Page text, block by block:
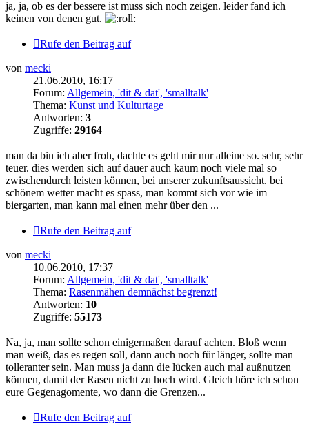
ja, ja, ob es der bessere ist muss sich noch zeigen. leider fand ich
keinen von denen gut.
Rufe den Beitrag auf
von mecki
21.06.2010, 16:17
Forum: Allgemein, 'dit & dat', 'smalltalk'
Thema: Kunst und Kulturtage
Antworten: 3
Zugriffe: 29164
man da bin ich aber froh, dachte es geht mir nur alleine so. sehr, sehr
teuer. dies werden sich auf dauer auch kaum noch viele mal so
zwischendurch leisten können, bei unserer zukunftsaussicht. bei
schönem wetter macht es spass, man kommt sich vor wie im
biergarten, man kann mal einen mehr über den ...
Rufe den Beitrag auf
von mecki
10.06.2010, 17:37
Forum: Allgemein, 'dit & dat', 'smalltalk'
Thema: Rasenmähen demnächst begrenzt!
Antworten: 10
Zugriffe: 55173
Na, ja, man sollte schon einigermaßen darauf achten. Bloß wenn
man weiß, das es regen soll, dann auch noch für länger, sollte man
tolleranter sein. Man muss ja dann die lücken auch mal außnutzen
können, damit der Rasen nicht zu hoch wird. Gleich höre ich schon
eure Gegenagomente, wo dann die Grenzen...
Rufe den Beitrag auf